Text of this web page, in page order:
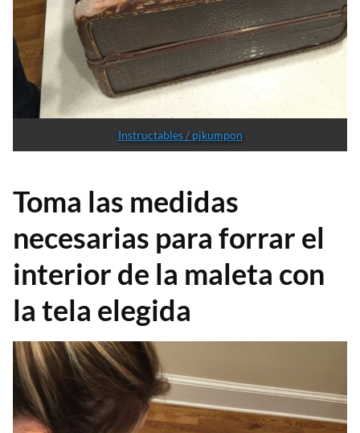
Instructables / pjkumpon
Toma las medidas
necesarias para forrar el
interior de la maleta con
la tela elegida